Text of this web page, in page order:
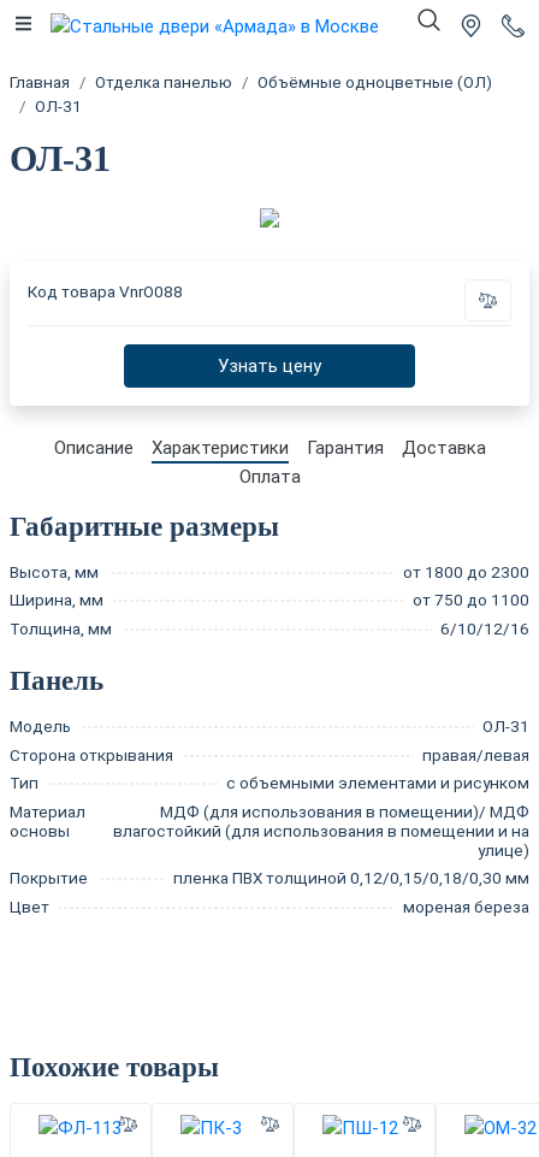
Главная Отделка панелью
Объёмные одноцветные (ОЛ)
ОЛ-31
ОЛ-31
Описание Характеристики Гарантия
Доставка
Оплата
Габаритные размеры
Высота, мм
от 1800 до 2300
Ширина, мм
от 750 до 1100
Толщина, мм
6/10/12/16
Панель
Модель
ОЛ-31
Сторона открывания
правая/левая
Тип
с объемными элементами и рисунком
Материал
основы
МДФ (для использования в помещении)/ МДФ
влагостойкий (для использования в помещении и на
улице)
Покрытие
пленка ПВХ толщиной 0,12/0,15/0,18/0,30 мм
Цвет
мореная береза
Код товара VnrO088
Узнать цену
Похожие товары